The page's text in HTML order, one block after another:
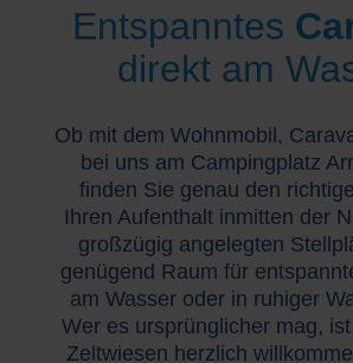
Entspanntes
direkt am
Ob mit dem Wohnmobil,
bei uns am Campingplatz
finden Sie genau den
Ihren Aufenthalt inmitten der
großzügig angelegten
genügend Raum für
am Wasser oder in ruhiger
Wer es ursprünglicher mag,
Zeltwiesen herzlich